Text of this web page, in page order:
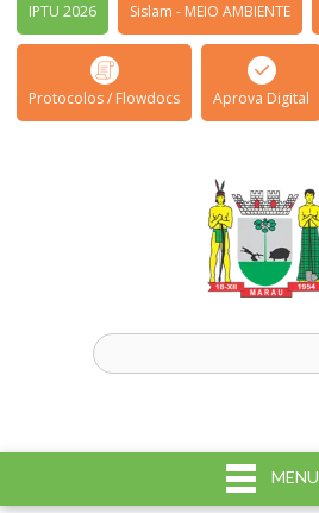
IPTU 2026 Sislam - MEIO AMBIENTE
Protocolos / Flowdocs Aprova Digital
MENU